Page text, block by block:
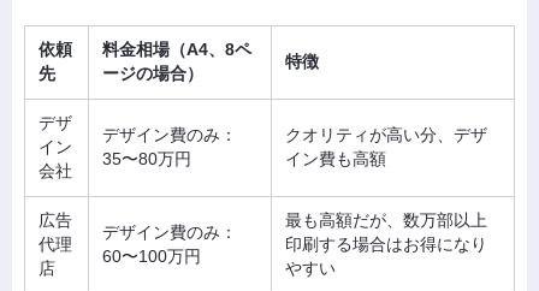
依頼
先
料金相場（A4、8ペ
ージの場合）
特徴
デザ
イン
会社
デザイン費のみ：
35〜80万円
クオリティが高い分、デザ
イン費も高額
広告
代理
店
デザイン費のみ：
60〜100万円
最も高額だが、数万部以上
印刷する場合はお得になり
やすい